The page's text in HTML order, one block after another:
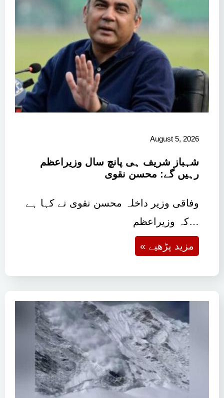
August 5, 2026
شہباز شریف ہی پانچ سال وزیراعظم
رہیں گے: محسن نقوی
وفاقی وزیر داخلہ محسن نقوی نے کہا ہے
کہ وزیراعظم…
« مزید پڑھیے